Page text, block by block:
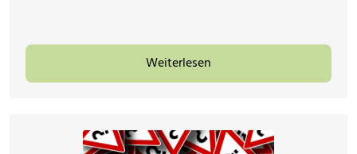
Weiterlesen